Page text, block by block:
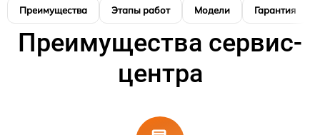
Преимущества Этапы работ Модели Гарантия
Преимущества сервис-
центра